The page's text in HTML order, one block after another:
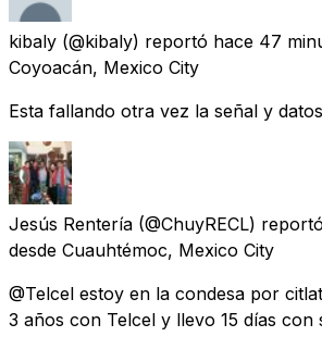
kibaly (@kibaly) reportó hace 47
Coyoacán, Mexico City
Esta fallando otra vez la señal y
Jesús Rentería (@ChuyRECL) reportó
desde Cuauhtémoc, Mexico City
@Telcel estoy en la condesa por
3 años con Telcel y llevo 15 días con